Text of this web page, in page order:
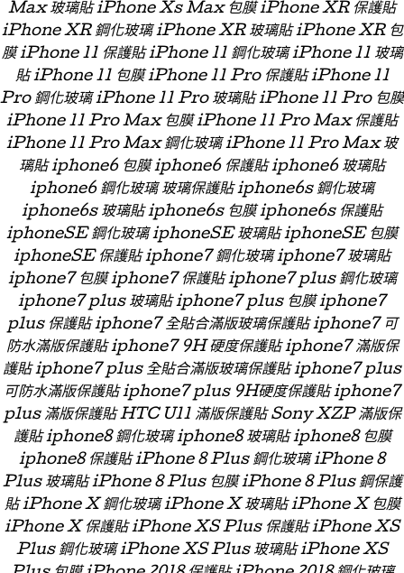
Max 玻璃貼 iPhone Xs Max 包膜 iPhone XR 保護貼
iPhone XR 鋼化玻璃 iPhone XR 玻璃貼 iPhone XR 包
膜 iPhone 11 保護貼 iPhone 11 鋼化玻璃 iPhone 11 玻璃
貼 iPhone 11 包膜 iPhone 11 Pro 保護貼 iPhone 11
Pro 鋼化玻璃 iPhone 11 Pro 玻璃貼 iPhone 11 Pro 包膜
iPhone 11 Pro Max 包膜 iPhone 11 Pro Max 保護貼
iPhone 11 Pro Max 鋼化玻璃 iPhone 11 Pro Max 玻
璃貼 iphone6 包膜 iphone6 保護貼 iphone6 玻璃貼
iphone6 鋼化玻璃 玻璃保護貼 iphone6s 鋼化玻璃
iphone6s 玻璃貼 iphone6s 包膜 iphone6s 保護貼
iphoneSE 鋼化玻璃 iphoneSE 玻璃貼 iphoneSE 包膜
iphoneSE 保護貼 iphone7 鋼化玻璃 iphone7 玻璃貼
iphone7 包膜 iphone7 保護貼 iphone7 plus 鋼化玻璃
iphone7 plus 玻璃貼 iphone7 plus 包膜 iphone7
plus 保護貼 iphone7 全貼合滿版玻璃保護貼 iphone7 可
防水滿版保護貼 iphone7 9H 硬度保護貼 iphone7 滿版保
護貼 iphone7 plus 全貼合滿版玻璃保護貼 iphone7 plus
可防水滿版保護貼 iphone7 plus 9H硬度保護貼 iphone7
plus 滿版保護貼 HTC U11 滿版保護貼 Sony XZP 滿版保
護貼 iphone8 鋼化玻璃 iphone8 玻璃貼 iphone8 包膜
iphone8 保護貼 iPhone 8 Plus 鋼化玻璃 iPhone 8
Plus 玻璃貼 iPhone 8 Plus 包膜 iPhone 8 Plus 鋼保護
貼 iPhone X 鋼化玻璃 iPhone X 玻璃貼 iPhone X 包膜
iPhone X 保護貼 iPhone XS Plus 保護貼 iPhone XS
Plus 鋼化玻璃 iPhone XS Plus 玻璃貼 iPhone XS